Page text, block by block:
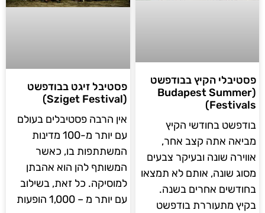
פסטיבלי הקיץ בבודפשט
(Budapest Summer
Festivals)
בודפשט בחודשי הקיץ
מביאה אתה קצב אחר,
אווירה שונה ובעיקר צבעים
מסוג שונה, אותם לא תמצאו
בחודשים אחרים בשנה.
בקיץ מתעוררת בודפשט
פסטיבל זיגט בבודפשט
(Sziget Festival)
אין הרבה פסטיבלים בעולם
עם יותר מ-100 מדינות
המשתתפות בו, כאשר
המשותף להן הוא אהבתן
למוסיקה. כל זאת, בשילוב
עם יותר מ – 1,000 הופעות